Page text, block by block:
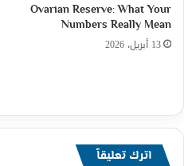
Ovarian Reserve: What Your
Numbers Really Mean
13 أبريل، 2026
اترك تعليقاً